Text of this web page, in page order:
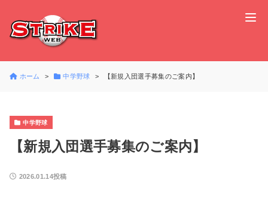
ホーム 中学野球 【新規入団選手募集のご案内】
中学野球
【新規入団選手募集のご案内】
2026.01.14投稿